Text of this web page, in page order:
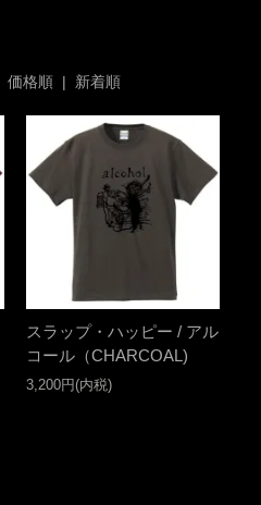
価格順| 新着順
スラップ・ハッピー / アル
コール（CHARCOAL)
3,200円(内税)